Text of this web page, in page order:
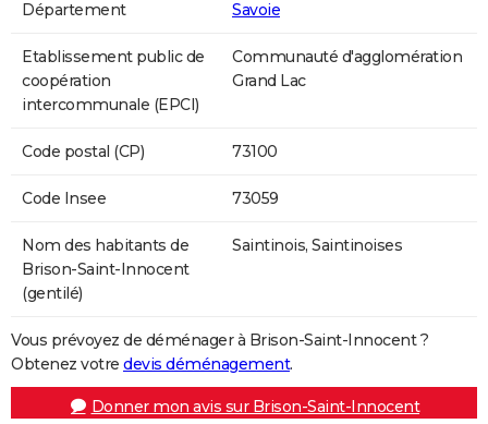
Département Savoie
Etablissement public de
coopération
intercommunale (EPCI)
Communauté d'agglomération
Grand Lac
Code postal (CP) 73100
Code Insee 73059
Nom des habitants de
Brison-Saint-Innocent
(gentilé)
Saintinois, Saintinoises
Vous prévoyez de déménager à Brison-Saint-Innocent ?
Obtenez votre devis déménagement.
Donner mon avis sur Brison-Saint-Innocent